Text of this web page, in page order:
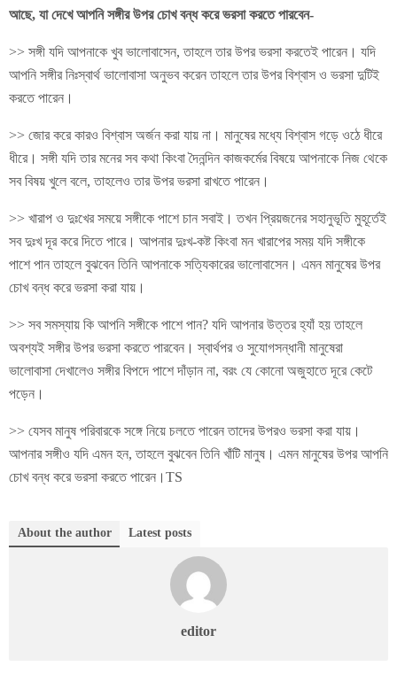
আছে, যা দেখে আপনি সঙ্গীর উপর চোখ বন্ধ করে ভরসা করতে পারবেন-
>> সঙ্গী যদি আপনাকে খুব ভালোবাসেন, তাহলে তার উপর ভরসা করতেই পারেন। যদি
আপনি সঙ্গীর নিঃস্বার্থ ভালোবাসা অনুভব করেন তাহলে তার উপর বিশ্বাস ও ভরসা দুটিই
করতে পারেন।
>> জোর করে কারও বিশ্বাস অর্জন করা যায় না। মানুষের মধ্যে বিশ্বাস গড়ে ওঠে ধীরে
ধীরে। সঙ্গী যদি তার মনের সব কথা কিংবা দৈনন্দিন কাজকর্মের বিষয়ে আপনাকে নিজ থেকে
সব বিষয় খুলে বলে, তাহলেও তার উপর ভরসা রাখতে পারেন।
>> খারাপ ও দুঃখের সময়ে সঙ্গীকে পাশে চান সবাই। তখন প্রিয়জনের সহানুভূতি মুহূর্তেই
সব দুঃখ দূর করে দিতে পারে। আপনার দুঃখ-কষ্ট কিংবা মন খারাপের সময় যদি সঙ্গীকে
পাশে পান তাহলে বুঝবেন তিনি আপনাকে সত্যিকারের ভালোবাসেন। এমন মানুষের উপর
চোখ বন্ধ করে ভরসা করা যায়।
>> সব সমস্যায় কি আপনি সঙ্গীকে পাশে পান? যদি আপনার উত্তর হ্যাঁ হয় তাহলে
অবশ্যই সঙ্গীর উপর ভরসা করতে পারবেন। স্বার্থপর ও সুযোগসন্ধানী মানুষেরা
ভালোবাসা দেখালেও সঙ্গীর বিপদে পাশে দাঁড়ান না, বরং যে কোনো অজুহাতে দূরে কেটে
পড়েন।
>> যেসব মানুষ পরিবারকে সঙ্গে নিয়ে চলতে পারেন তাদের উপরও ভরসা করা যায়।
আপনার সঙ্গীও যদি এমন হন, তাহলে বুঝবেন তিনি খাঁটি মানুষ। এমন মানুষের উপর আপনি
চোখ বন্ধ করে ভরসা করতে পারেন।TS
About the author Latest posts
editor